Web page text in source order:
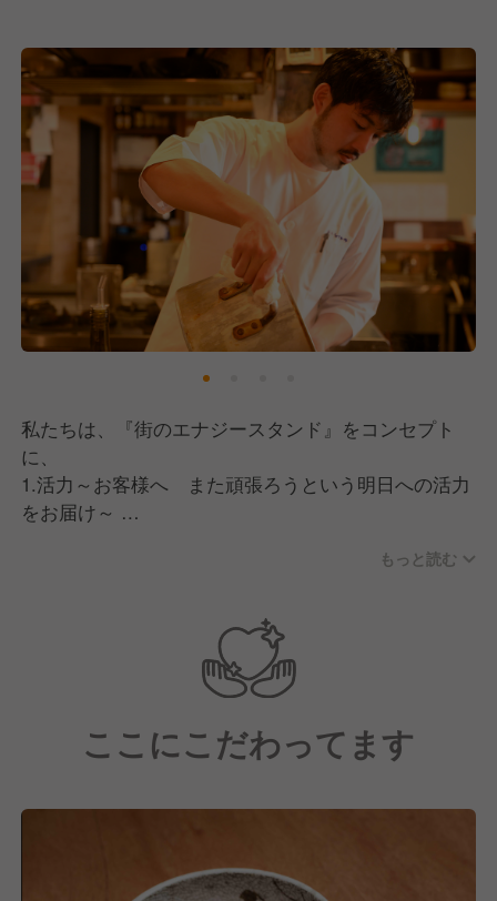
お料理だけでなく、果実を使用した爽やかなサワー
や、唎酒師が厳選した日本酒・豊富な種類の焼酎な
ど、ドリンクも幅広くご用意。
更に私たちの使命は、お客様の満足度（CS）だけを
重要視するだけでなく、一緒に働くスタッフの満足度
（ES）と家族満足度（FS）、これらの3つを指標とし
て全て100点を取ることです。
感動につながるサービス、街の価値まで上げるお店作
りを目指し、最高以外創らないという想いを持って業
務に取り組んでいます。
私たちは、『街のエナジースタンド』をコンセプト
に、
1.活力～お客様へ また頑張ろうという明日への活力
をお届け～
これらのミッションを大切にしています。
"ONE＆ONLY"な人材育成に重きを置き、AIがどんな
に進化しても人間だけが持つ感情や、瞬間的な共感を
引き出す能力が価値あるものだと信じています。
一人ひとりの誕生日を全社で祝ったり、全力で取り組
士は家族のような関係です。
もっと読む
ここにこだわってます